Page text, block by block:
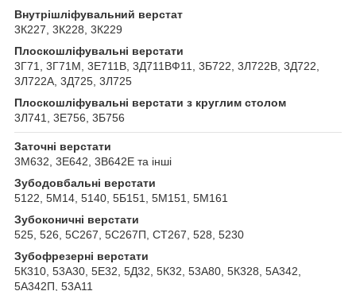
Внутрішліфувальний верстат
3К227, 3К228, 3К229
Плоскошліфувальні верстати
3Г71, 3Г71М, 3Е711В, 3Д711ВФ11, 3Б722, 3Л722В, 3Д722,
3Л722А, 3Д725, 3Л725
Плоскошліфувальні верстати з круглим столом
3Л741, 3Е756, 3Б756
Заточні верстати
3М632, 3Е642, 3В642Е та інші
Зубодовбальні верстати
5122, 5М14, 5140, 5Б151, 5М151, 5М161
Зубоконичні верстати
525, 526, 5С267, 5С267П, СТ267, 528, 5230
Зубофрезерні верстати
5К310, 53А30, 5Е32, 5Д32, 5К32, 53А80, 5К328, 5А342,
5А342П, 53А11